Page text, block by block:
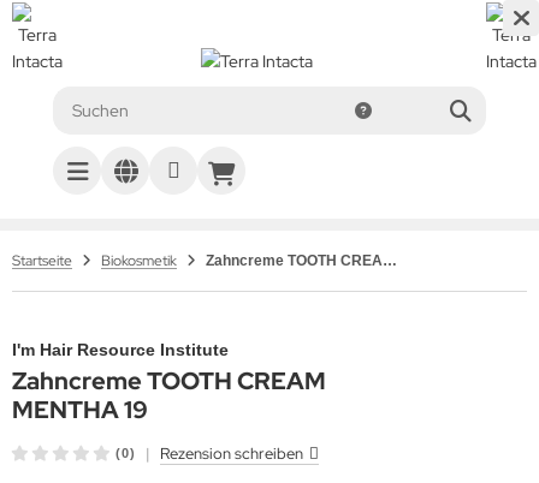
Startseite Biokosmetik Zahncreme TOOTH CREAM MENTHA 19
I'm Hair Resource Institute
Zahncreme TOOTH CREAM
MENTHA 19
(0) | Rezension schreiben